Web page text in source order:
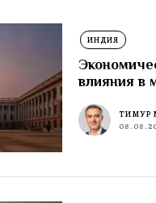
ИНДИЯ
влияния в
ТИМУР